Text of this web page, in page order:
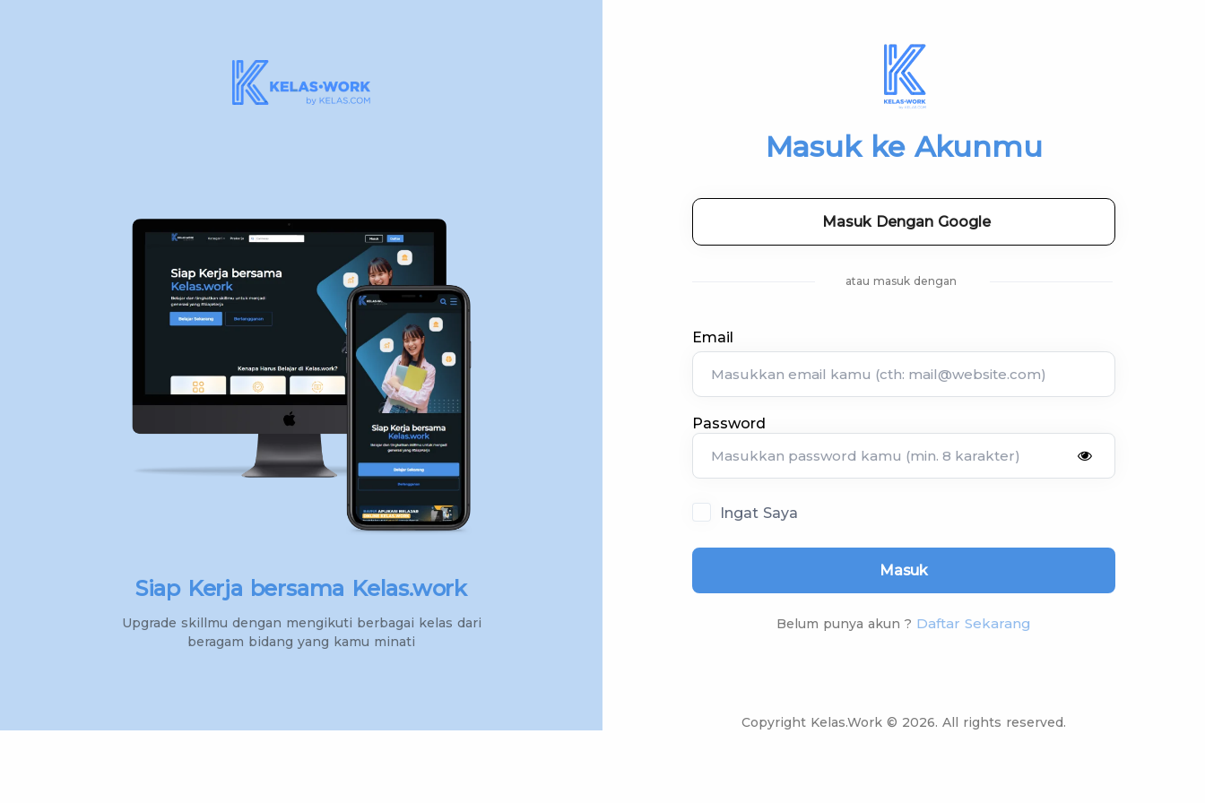
Siap Kerja bersama Kelas.work
Upgrade skillmu dengan mengikuti berbagai kelas dari
beragam bidang yang kamu minati
Belajar Skill Digital di Program
Digital Kelas.work
Masuk ke Akunmu
Masuk Dengan Google
atau masuk dengan
Email
Password
Ingat Saya
Masuk
Belum punya akun ? Daftar Sekarang
Copyright Kelas.Work © 2026. All rights reserved.